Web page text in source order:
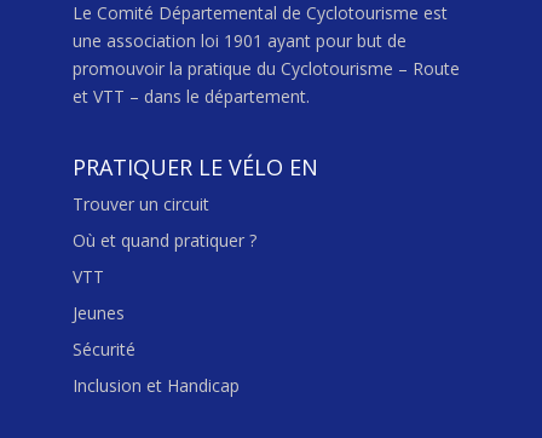
Le Comité Départemental de Cyclotourisme est
une association loi 1901 ayant pour but de
promouvoir la pratique du Cyclotourisme – Route
et VTT – dans le département.
PRATIQUER LE VÉLO EN
Trouver un circuit
Où et quand pratiquer ?
VTT
Jeunes
Sécurité
Inclusion et Handicap